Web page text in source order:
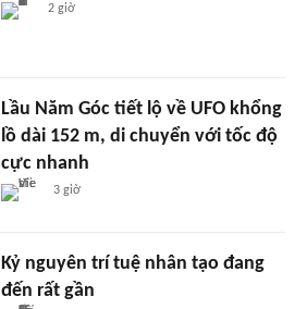
2 giờ
Lầu Năm Góc tiết lộ về UFO khổng
lồ dài 152 m, di chuyển với tốc độ
cực nhanh
3 giờ
Kỷ nguyên trí tuệ nhân tạo đang
đến rất gần